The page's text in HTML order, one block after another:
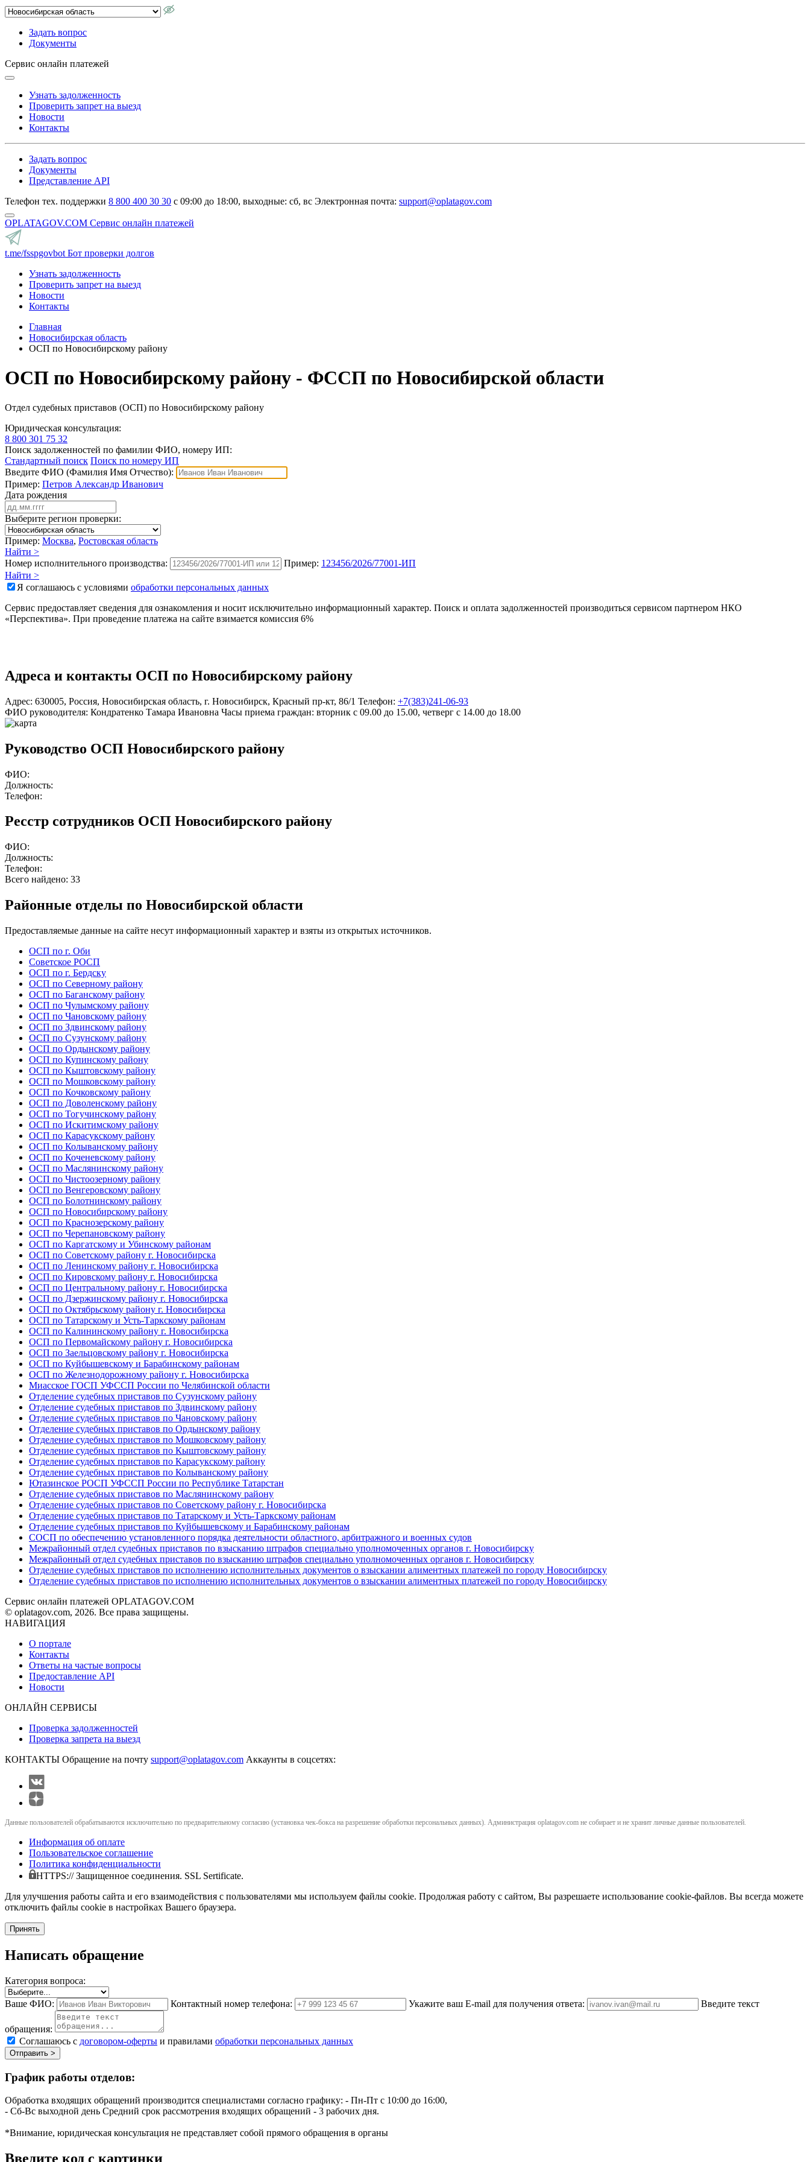
Задать вопрос
Документы
Сервис онлайн платежей
Узнать задолженность
Проверить запрет на выезд
Новости
Контакты
Задать вопрос
Документы
Представление API
Телефон тех. поддержки 8 800 400 30 30 с 09:00 до 18:00, выходные: сб, вс Электронная почта: support@oplatagov.com
OPLATAGOV.COM Сервис онлайн платежей
t.me/fsspgovbot Бот проверки долгов
Узнать задолженность
Проверить запрет на выезд
Новости
Контакты
Главная
Новосибирская область
ОСП по Новосибирскому району
ОСП по Новосибирскому району - ФССП по Новосибирской области
Отдел судебных приставов (ОСП) по Новосибирскому району
Юридическая консультация:
8 800 301 75 32
Поиск задолженностей по фамилии ФИО, номеру ИП:
Стандартный поиск Поиск по номеру ИП
Введите ФИО (Фамилия Имя Отчество):
Пример: Петров Александр Иванович
Дата рождения
Выберите регион проверки:
Пример: Москва, Ростовская область
Найти >
Номер исполнительного производства:
Пример: 123456/2026/77001-ИП
Найти >
Я соглашаюсь с условиями обработки персональных данных
Сервис предоставляет сведения для ознакомления и носит исключительно информационный характер. Поиск и оплата задолженностей производиться сервисом партнером НКО
«Перспектива». При проведение платежа на сайте взимается комиссия 6%
Адреса и контакты ОСП по Новосибирскому району
Адрес: 630005, Россия, Новосибирская область, г. Новосибирск, Красный пр-кт, 86/1 Телефон: +7(383)241-06-93
ФИО руководителя: Кондратенко Тамара Ивановна Часы приема граждан: вторник с 09.00 до 15.00, четверг с 14.00 до 18.00
Руководство ОСП Новосибирского району
ФИО:
Должность:
Телефон:
Ресстр сотрудников ОСП Новосибирского району
ФИО:
Должность:
Телефон:
Всего найдено: 33
Районные отделы по Новосибирской области
Предоставляемые данные на сайте несут информационный характер и взяты из открытых источников.
ОСП по г. Оби
Советское РОСП
ОСП по г. Бердску
ОСП по Северному району
ОСП по Баганскому району
ОСП по Чулымскому району
ОСП по Чановскому району
ОСП по Здвинскому району
ОСП по Сузунскому району
ОСП по Ордынскому району
ОСП по Купинскому району
ОСП по Кыштовскому району
ОСП по Мошковскому району
ОСП по Кочковскому району
ОСП по Доволенскому району
ОСП по Тогучинскому району
ОСП по Искитимскому району
ОСП по Карасукскому району
ОСП по Колыванскому району
ОСП по Коченевскому району
ОСП по Маслянинскому району
ОСП по Чистоозерному району
ОСП по Венгеровскому району
ОСП по Болотнинскому району
ОСП по Новосибирскому району
ОСП по Краснозерскому району
ОСП по Черепановскому району
ОСП по Каргатскому и Убинскому районам
ОСП по Советскому району г. Новосибирска
ОСП по Ленинскому району г. Новосибирска
ОСП по Кировскому району г. Новосибирска
ОСП по Центральному району г. Новосибирска
ОСП по Дзержинскому району г. Новосибирска
ОСП по Октябрьскому району г. Новосибирска
ОСП по Татарскому и Усть-Таркскому районам
ОСП по Калининскому району г. Новосибирска
ОСП по Первомайскому району г. Новосибирска
ОСП по Заельцовскому району г. Новосибирска
ОСП по Куйбышевскому и Барабинскому районам
ОСП по Железнодорожному району г. Новосибирска
Миасское ГОСП УФССП России по Челябинской области
Отделение судебных приставов по Сузунскому району
Отделение судебных приставов по Здвинскому району
Отделение судебных приставов по Чановскому району
Отделение судебных приставов по Ордынскому району
Отделение судебных приставов по Мошковскому району
Отделение судебных приставов по Кыштовскому району
Отделение судебных приставов по Карасукскому району
Отделение судебных приставов по Колыванскому району
Ютазинское РОСП УФССП России по Республике Татарстан
Отделение судебных приставов по Маслянинскому району
Отделение судебных приставов по Советскому району г. Новосибирска
Отделение судебных приставов по Татарскому и Усть-Таркскому районам
Отделение судебных приставов по Куйбышевскому и Барабинскому районам
СОСП по обеспечению установленного порядка деятельности областного, арбитражного и военных судов
Межрайонный отдел судебных приставов по взысканию штрафов специально уполномоченных органов г. Новосибирску
Межрайонный отдел судебных приставов по взысканию штрафов специально уполномоченных органов г. Новосибирску
Отделение судебных приставов по исполнению исполнительных документов о взыскании алиментных платежей по городу Новосибирску
Отделение судебных приставов по исполнению исполнительных документов о взыскании алиментных платежей по городу Новосибирску
Сервис онлайн платежей OPLATAGOV.COM
© oplatagov.com, 2026. Все права защищены.
НАВИГАЦИЯ
О портале
Контакты
Ответы на частые вопросы
Предоставление API
Новости
ОНЛАЙН СЕРВИСЫ
Проверка задолженностей
Проверка запрета на выезд
КОНТАКТЫ Обращение на почту support@oplatagov.com Аккаунты в соцсетях:
Данные пользователей обрабатываются исключительно по предварительному согласию (установка чек-бокса на разрешение обработки персональных данных). Администрация oplatagov.com не собирает и не хранит личные данные пользователей.
Информация об оплате
Пользовательское соглашение
Политика конфиденциальности
HTTPS:// Защищенное соединения. SSL Sertificate.
Для улучшения работы сайта и его взаимодействия с пользователями мы используем файлы cookie. Продолжая работу с сайтом, Вы разрешаете использование cookie-файлов. Вы всегда можете
отключить файлы cookie в настройках Вашего браузера.
Принять
Написать обращение
Категория вопроса:
Ваше ФИО: Контактный номер телефона: Укажите ваш E-mail для получения ответа: Введите текст
обращения:
Соглашаюсь с договором-оферты и правилами обработки персональных данных
Отправить >
График работы отделов:
Обработка входящих обращений производится специалистами согласно графику: - Пн-Пт с 10:00 до 16:00,
- Сб-Вс выходной день Средний срок рассмотрения входящих обращений - 3 рабочих дня.
*Внимание, юридическая консультация не представляет собой прямого обращения в органы
Введите код с картинки